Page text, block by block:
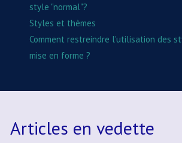
style "normal"?
Styles et thèmes
Comment restreindre l'utilisation des
mise en forme ?
Articles en vedette